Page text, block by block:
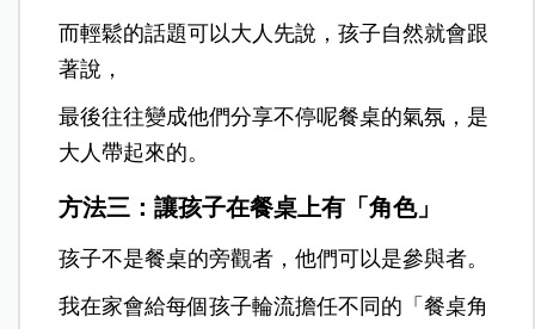
而輕鬆的話題可以大人先說，孩子自然就會跟
著說，
最後往往變成他們分享不停呢餐桌的氣氛，是
大人帶起來的。
方法三 ：讓孩子在餐桌上有「角色」
孩子不是餐桌的旁觀者，他們可以是參與者。
我在家會給每個孩子輪流擔任不同的「餐桌角